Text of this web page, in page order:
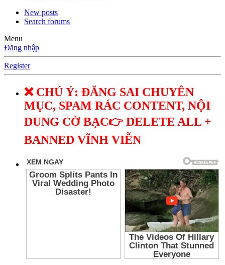
New posts
Search forums
Menu
Đăng nhập
Register
❌ CHÚ Ý: ĐĂNG SAI CHUYÊN
MỤC, SPAM RÁC CONTENT, NỘI
DUNG CỜ BẠC👉 DELETE ALL +
BANNED VĨNH VIỄN